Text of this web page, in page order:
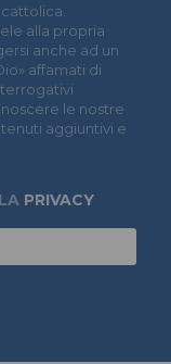
alla propria
anche ad un
affamati di
le nostre
aggiuntivi e
PRIVACY